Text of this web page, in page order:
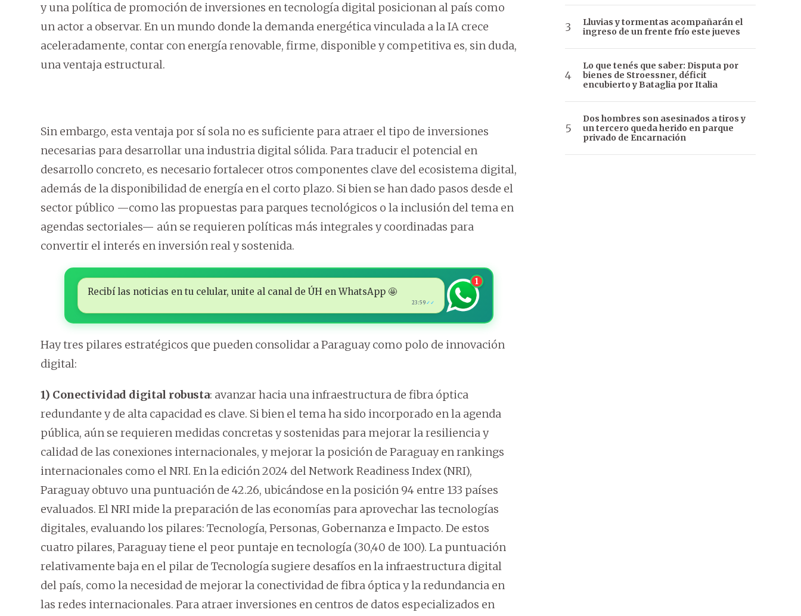
y una política de promoción de inversiones en tecnología digital posicionan al país como
un actor a observar. En un mundo donde la demanda energética vinculada a la IA crece
aceleradamente, contar con energía renovable, firme, disponible y competitiva es, sin duda,
una ventaja estructural.
Sin embargo, esta ventaja por sí sola no es suficiente para atraer el tipo de inversiones
necesarias para desarrollar una industria digital sólida. Para traducir el potencial en
desarrollo concreto, es necesario fortalecer otros componentes clave del ecosistema digital,
además de la disponibilidad de energía en el corto plazo. Si bien se han dado pasos desde el
sector público —como las propuestas para parques tecnológicos o la inclusión del tema en
agendas sectoriales— aún se requieren políticas más integrales y coordinadas para
convertir el interés en inversión real y sostenida.
Recibí las noticias en tu celular, unite al canal de ÚH en WhatsApp 🤩
23:59 ✓✓
1
Hay tres pilares estratégicos que pueden consolidar a Paraguay como polo de innovación
digital:
1) Conectividad digital robusta: avanzar hacia una infraestructura de fibra óptica
redundante y de alta capacidad es clave. Si bien el tema ha sido incorporado en la agenda
pública, aún se requieren medidas concretas y sostenidas para mejorar la resiliencia y
calidad de las conexiones internacionales, y mejorar la posición de Paraguay en rankings
internacionales como el NRI. En la edición 2024 del Network Readiness Index (NRI),
Paraguay obtuvo una puntuación de 42.26, ubicándose en la posición 94 entre 133 países
evaluados. El NRI mide la preparación de las economías para aprovechar las tecnologías
digitales, evaluando los pilares: Tecnología, Personas, Gobernanza e Impacto. De estos
cuatro pilares, Paraguay tiene el peor puntaje en tecnología (30,40 de 100). La puntuación
relativamente baja en el pilar de Tecnología sugiere desafíos en la infraestructura digital
del país, como la necesidad de mejorar la conectividad de fibra óptica y la redundancia en
las redes internacionales. Para atraer inversiones en centros de datos especializados en
Lluvias y tormentas acompañarán el
ingreso de un frente frío este jueves
Lo que tenés que saber: Disputa por
bienes de Stroessner, déficit
encubierto y Bataglia por Italia
Dos hombres son asesinados a tiros y
un tercero queda herido en parque
privado de Encarnación